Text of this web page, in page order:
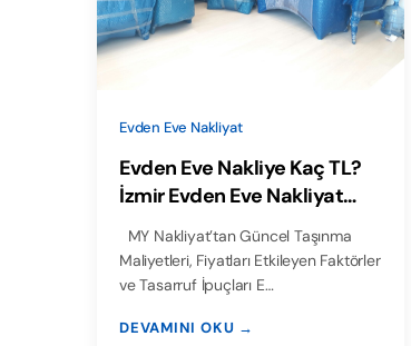
Evden Eve Nakliyat
Evden Eve Nakliye Kaç TL?
İzmir Evden Eve Nakliyat
Fiyat Rehberi 2025
MY Nakliyat’tan Güncel Taşınma
Maliyetleri, Fiyatları Etkileyen Faktörler
ve Tasarruf İpuçları E…
DEVAMINI OKU →